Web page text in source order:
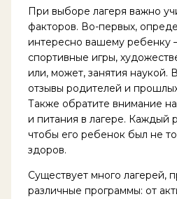
При выборе лагеря важно
факторов. Во-первых,
интересно вашему ребенку
спортивные игры,
или, может, занятия наукой.
отзывы родителей и
Также обратите внимание
и питания в лагере. Каждый
чтобы его ребенок был не
здоров.
Существует много лагерей,
различные программы: от